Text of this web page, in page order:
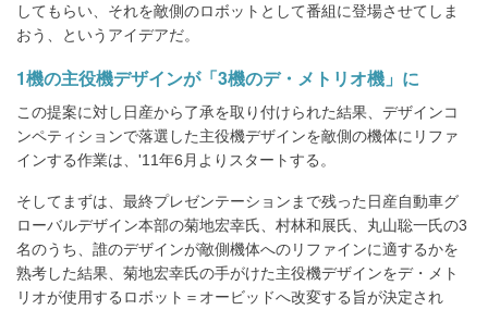
してもらい、それを敵側のロボットとして番組に登場させてしま
おう、というアイデアだ。
1機の主役機デザインが「3機のデ・メトリオ機」に
この提案に対し日産から了承を取り付けられた結果、デザインコ
ンペティションで落選した主役機デザインを敵側の機体にリファ
インする作業は、'11年6月よりスタートする。
そしてまずは、最終プレゼンテーションまで残った日産自動車グ
ローバルデザイン本部の菊地宏幸氏、村林和展氏、丸山聡一氏の3
名のうち、誰のデザインが敵側機体へのリファインに適するかを
熟考した結果、菊地宏幸氏の手がけた主役機デザインをデ・メト
リオが使用するロボット＝オービッドへ改変する旨が決定され